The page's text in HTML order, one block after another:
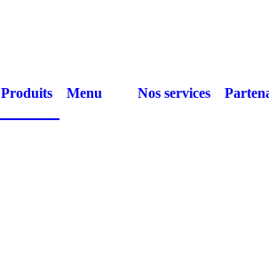
Produits Menu Nos services